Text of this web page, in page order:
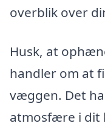
overblik over
Husk, at
handler om at
væggen. Det
atmosfære i dit